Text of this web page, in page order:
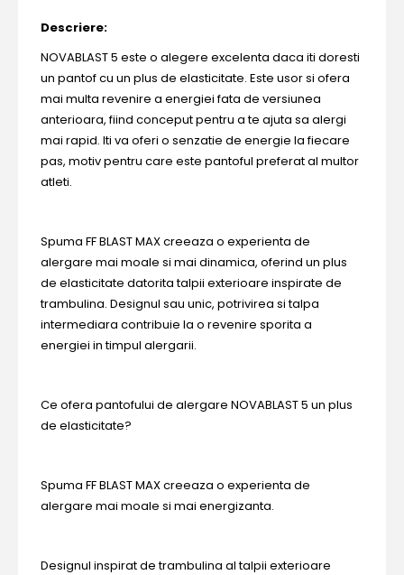
Descriere:
NOVABLAST 5 este o alegere excelenta daca iti doresti
un pantof cu un plus de elasticitate. Este usor si ofera
mai multa revenire a energiei fata de versiunea
anterioara, fiind conceput pentru a te ajuta sa alergi
mai rapid. Iti va oferi o senzatie de energie la fiecare
pas, motiv pentru care este pantoful preferat al multor
atleti.
Spuma FF BLAST MAX creeaza o experienta de
alergare mai moale si mai dinamica, oferind un plus
de elasticitate datorita talpii exterioare inspirate de
trambulina. Designul sau unic, potrivirea si talpa
intermediara contribuie la o revenire sporita a
energiei in timpul alergarii.
Ce ofera pantofului de alergare NOVABLAST 5 un plus
de elasticitate?
Spuma FF BLAST MAX creeaza o experienta de
alergare mai moale si mai energizanta.
Designul inspirat de trambulina al talpii exterioare